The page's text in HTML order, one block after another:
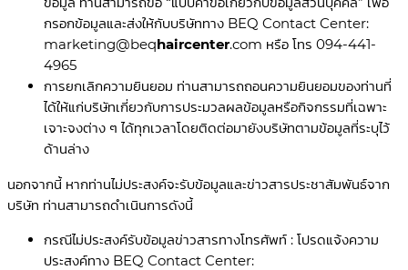
กรอกข้อมูลและส่งให้กับบริษัททาง BEQ Contact Center:
marketing@beqhaircenter.com หรือ โทร 094-441-
4965
การยกเลิกความยินยอม ท่านสามารถถอนความยินยอมของท่านที่
ได้ให้แก่บริษัทเกี่ยวกับการประมวลผลข้อมูลหรือกิจกรรมที่เฉพาะ
เจาะจงต่าง ๆ ได้ทุกเวลาโดยติดต่อมายังบริษัทตามข้อมูลที่ระบุไว้
ด้านล่าง
นอกจากนี้ หากท่านไม่ประสงค์จะรับข้อมูลและข่าวสารประชาสัมพันธ์จาก
บริษัท ท่านสามารถดำเนินการดังนี้
กรณีไม่ประสงค์รับข้อมูลข่าวสารทางโทรศัพท์ : โปรดแจ้งความ
ประสงค์ทาง BEQ Contact Center: